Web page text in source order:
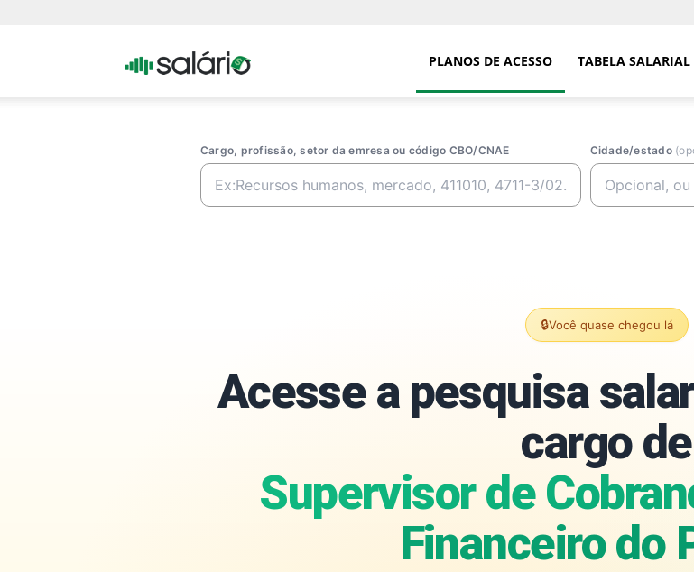
Portal PLANOS DE ACESSO TABELA SALARIAL
Cargo, profissão, setor da emresa ou código CBO/CNAE Cidade/estado
🔒Você quase chegou lá
Acesse a pesquisa
cargo de
Supervisor de
Financeiro do